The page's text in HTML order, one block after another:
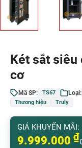
Két sắt siêu
cơ
Mã SP: TS67 Loại:
Thương hiệu
Truly
GIÁ KHUYẾN MÃI:
9.999.000 ₫